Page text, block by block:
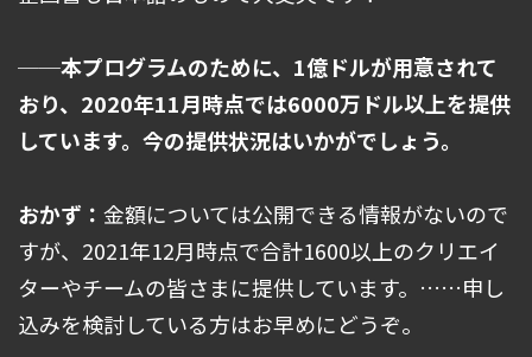
──本プログラムのために、1億ドルが用意されて
おり、2020年11月時点では6000万ドル以上を提供
しています。今の提供状況はいかがでしょう。
おかず： 金額については公開できる情報がないので
すが、2021年12月時点で合計1600以上のクリエイ
ターやチームの皆さまに提供しています。……申し
込みを検討している方はお早めにどうぞ。